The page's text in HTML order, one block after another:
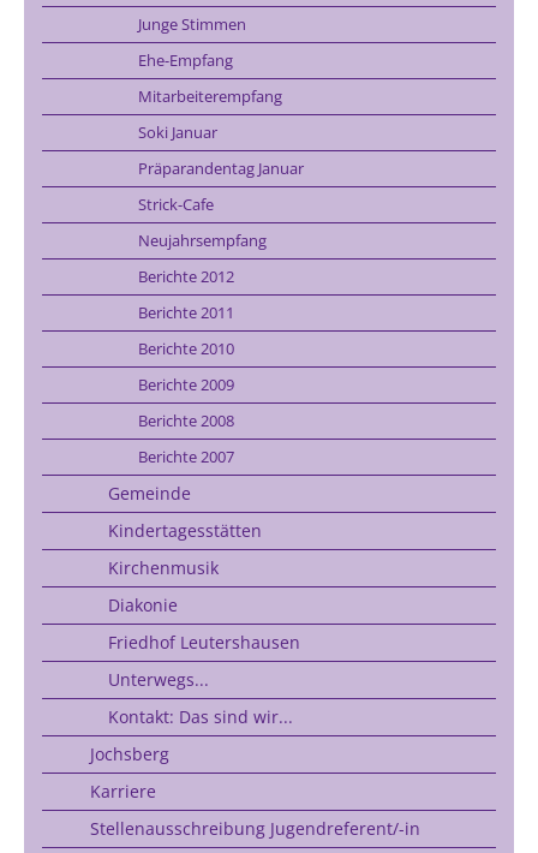
Junge Stimmen
Ehe-Empfang
Mitarbeiterempfang
Soki Januar
Präparandentag Januar
Strick-Cafe
Neujahrsempfang
Berichte 2012
Berichte 2011
Berichte 2010
Berichte 2009
Berichte 2008
Berichte 2007
Gemeinde
Kindertagesstätten
Kirchenmusik
Diakonie
Friedhof Leutershausen
Unterwegs...
Kontakt: Das sind wir...
Jochsberg
Karriere
Stellenausschreibung Jugendreferent/-in